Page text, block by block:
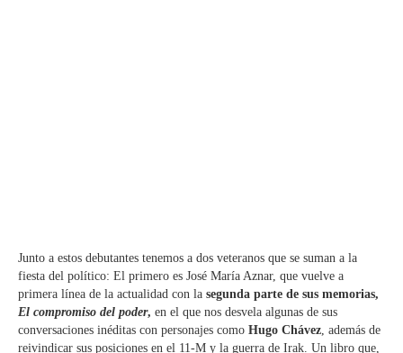
Junto a estos debutantes tenemos a dos veteranos que se suman a la
fiesta del político: El primero es José María Aznar, que vuelve a
primera línea de la actualidad con la segunda parte de sus memorias,
El compromiso del poder, en el que nos desvela algunas de sus
conversaciones inéditas con personajes como Hugo Chávez, además de
reivindicar sus posiciones en el 11-M y la guerra de Irak. Un libro que,